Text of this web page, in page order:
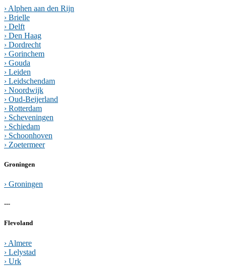
› Alphen aan den Rijn
› Brielle
› Delft
› Den Haag
› Dordrecht
› Gorinchem
› Gouda
› Leiden
› Leidschendam
› Noordwijk
› Oud-Beijerland
› Rotterdam
› Scheveningen
› Schiedam
› Schoonhoven
› Zoetermeer
Groningen
› Groningen
---
Flevoland
› Almere
› Lelystad
› Urk